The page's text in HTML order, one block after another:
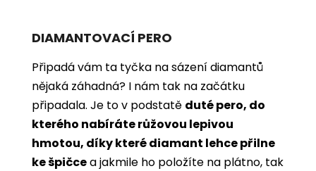
DIAMANTOVACÍ PERO
Připadá vám ta tyčka na sázení diamantů
nějaká záhadná? I nám tak na začátku
připadala. Je to v podstatě duté pero, do
kterého nabíráte růžovou lepivou
hmotou, díky které diamant lehce přilne
ke špičcea jakmile ho položíte na plátno, tak